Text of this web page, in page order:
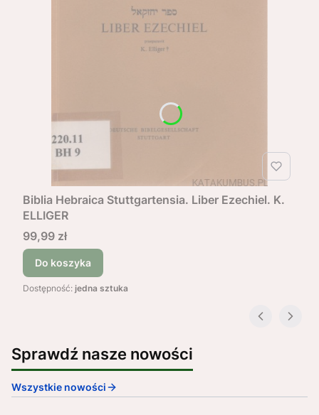
Biblia Hebraica Stuttgartensia. Liber Ezechiel. K.
ELLIGER
Cena
99,99 zł
Do koszyka
Dostępność: jedna sztuka
Sprawdź nasze nowości
Wszystkie nowości